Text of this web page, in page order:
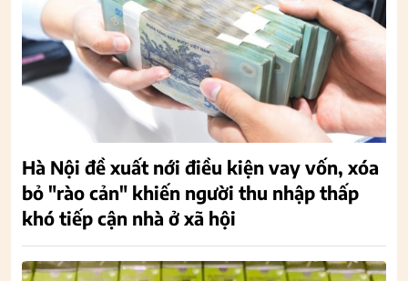
Hà Nội đề xuất nới điều kiện vay vốn, xóa
bỏ "rào cản" khiến người thu nhập thấp
khó tiếp cận nhà ở xã hội